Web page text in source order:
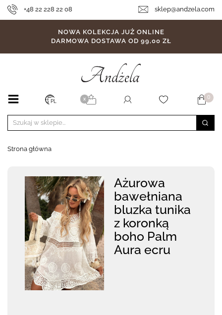
+48 22 228 22 08 sklep@andzela.com
NOWA KOLEKCJA JUŻ ONLINE
DARMOWA DOSTAWA OD 99,00 ZŁ
PL X 0
Strona główna
Ażurowa
bawełniana
bluzka tunika
z koronką
boho Palm
Aura ecru